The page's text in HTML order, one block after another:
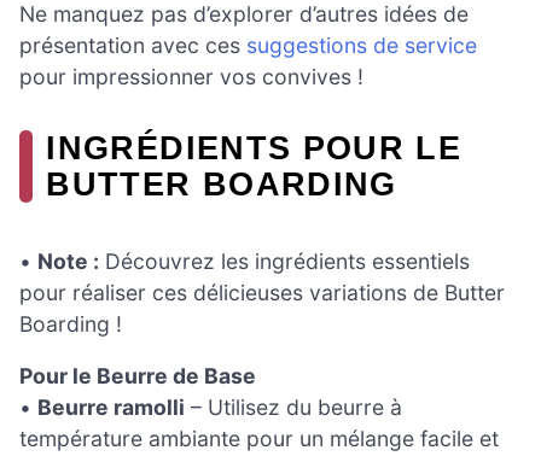
Ne manquez pas d’explorer d’autres idées de
présentation avec ces suggestions de service
pour impressionner vos convives !
INGRÉDIENTS POUR LE
BUTTER BOARDING
• Note : Découvrez les ingrédients essentiels
pour réaliser ces délicieuses variations de Butter
Boarding !
Pour le Beurre de Base
• Beurre ramolli – Utilisez du beurre à
température ambiante pour un mélange facile et